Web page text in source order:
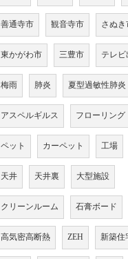
善通寺市 観音寺市 さぬき
東かがわ市 三豊市 テレビ
梅雨 肺炎 夏型過敏性肺炎
アスペルギルス フローリング
ペット カーペット 工場
天井 天井裏 大型施設
クリーンルーム 石膏ボード
高気密高断熱 ZEH 新築住